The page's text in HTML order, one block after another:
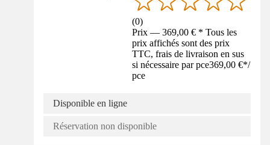
(0)
Prix — 369,00 € * Tous les
prix affichés sont des prix
TTC, frais de livraison en sus
si nécessaire par pce369,00 €*/
pce
Disponible en ligne
Réservation non disponible